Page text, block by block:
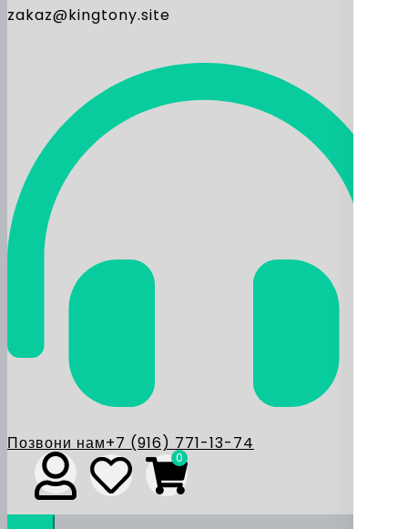
zakaz@kingtony.site
Позвони нам+7 (916) 771-13-74
0